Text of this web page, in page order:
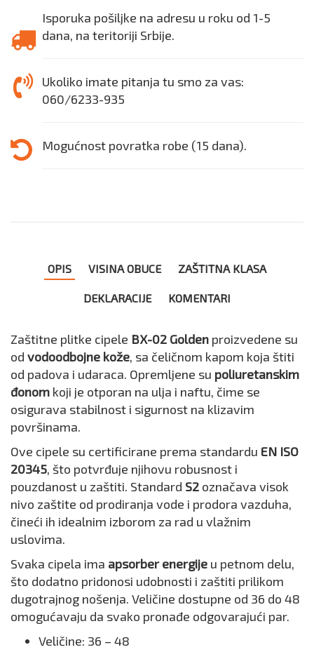
Isporuka pošiljke na adresu u roku od 1-5
dana, na teritoriji Srbije.
Ukoliko imate pitanja tu smo za vas:
060/6233-935
Mogućnost povratka robe (15 dana).
OPIS VISINA OBUCE ZAŠTITNA KLASA
DEKLARACIJE KOMENTARI
Zaštitne plitke cipele BX-02 Golden proizvedene su
od vodoodbojne kože, sa čeličnom kapom koja štiti
od padova i udaraca. Opremljene su poliuretanskim
đonom koji je otporan na ulja i naftu, čime se
osigurava stabilnost i sigurnost na klizavim
površinama.
Ove cipele su certificirane prema standardu EN ISO
20345, što potvrđuje njihovu robusnost i
pouzdanost u zaštiti. Standard S2 označava visok
nivo zaštite od prodiranja vode i prodora vazduha,
čineći ih idealnim izborom za rad u vlažnim
uslovima.
Svaka cipela ima apsorber energije u petnom delu,
što dodatno pridonosi udobnosti i zaštiti prilikom
dugotrajnog nošenja. Veličine dostupne od 36 do 48
omogućavaju da svako pronađe odgovarajući par.
Veličine: 36 – 48